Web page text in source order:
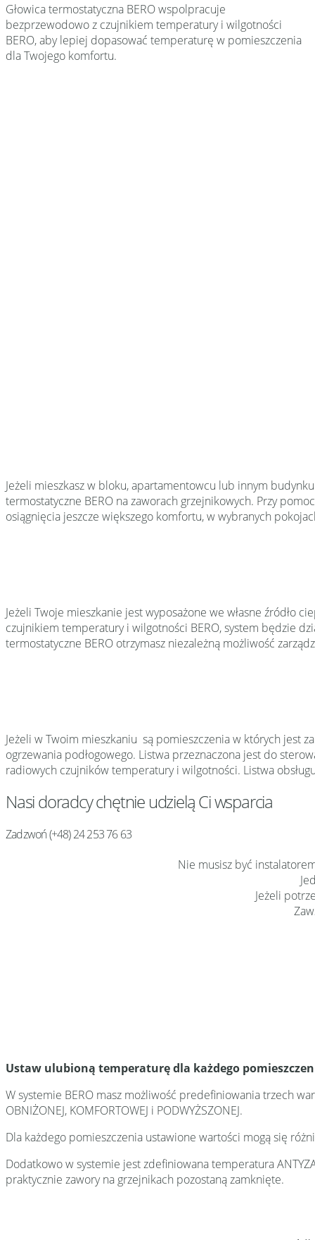
Głowica termostatyczna BERO wspolpracuje
bezprzewodowo z czujnikiem temperatury i wilgotności
BERO, aby lepiej dopasować temperaturę w pomieszczenia
dla Twojego komfortu.
Jeżeli mieszkasz w bloku, apartamentowcu lub innym
termostatyczne BERO na zaworach grzejnikowych. Przy
osiągnięcia jeszcze większego komfortu, w wybranych
Jeżeli Twoje mieszkanie jest wyposażone we własne źródło
czujnikiem temperatury i wilgotności BERO, system będzie
termostatyczne BERO otrzymasz niezależną możliwość
Jeżeli w Twoim mieszkaniu są pomieszczenia w których jest
ogrzewania podłogowego. Listwa przeznaczona jest do
radiowych czujników temperatury i wilgotności. Listwa
Nasi doradcy chętnie udzielą Ci wsparcia
Zadzwoń (+48) 24 253 76 63
Nie musisz być
Jeżeli
Ustaw ulubioną temperaturę dla każdego
W systemie BERO masz możliwość predefiniowania trzech
OBNIŻONEJ, KOMFORTOWEJ i PODWYŻSZONEJ.
Dla każdego pomieszczenia ustawione wartości mogą się
Dodatkowo w systemie jest zdefiniowana temperatura
praktycznie zawory na grzejnikach pozostaną zamknięte.